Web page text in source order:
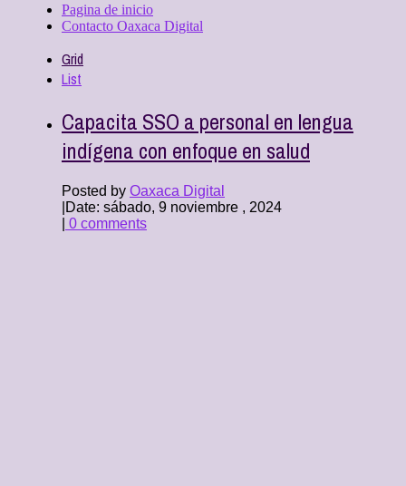
Pagina de inicio
Contacto Oaxaca Digital
Grid
List
Capacita SSO a personal en lengua
indígena con enfoque en salud
Posted by Oaxaca Digital
Date: sábado, 9 noviembre , 2024
0 comments